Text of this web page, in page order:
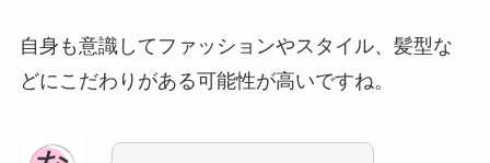
自身も意識してファッションやスタイル、髪型な
どにこだわりがある可能性が高いですね。